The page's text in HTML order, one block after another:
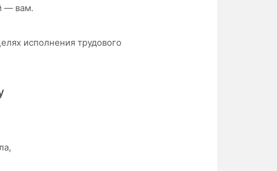
— вам.
исполнения трудового